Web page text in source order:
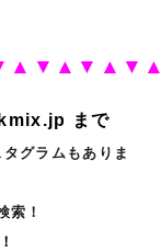
まで
グラムもありま
索！